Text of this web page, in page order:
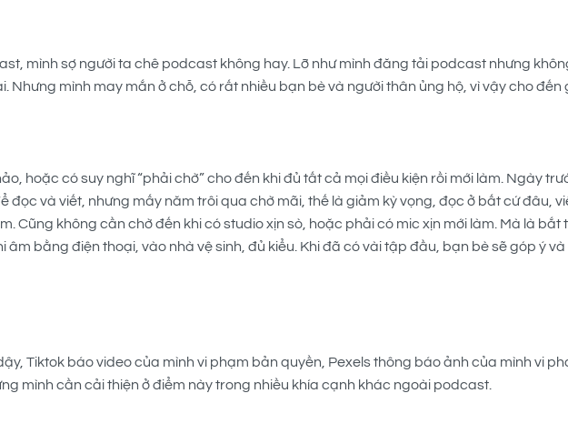
mình sợ người ta chê podcast không hay. Lỡ như mình đăng tải podcast nhưng
Nhưng mình may mắn ở chỗ, có rất nhiều bạn bè và người thân ủng hộ, vì vậy cho đến
hoặc có suy nghĩ “phải chờ” cho đến khi đủ tất cả mọi điều kiện rồi mới làm. Ngày
và viết, nhưng mấy năm trôi qua chờ mãi, thế là giảm kỳ vọng, đọc ở bất cứ đâu,
Cũng không cần chờ đến khi có studio xịn sò, hoặc phải có mic xịn mới làm. Mà là
bằng điện thoại, vào nhà vệ sinh, đủ kiểu. Khi đã có vài tập đầu, bạn bè sẽ góp ý
Tiktok báo video của mình vi phạm bản quyền, Pexels thông báo ảnh của mình vi
mình cần cải thiện ở điểm này trong nhiều khía cạnh khác ngoài podcast.